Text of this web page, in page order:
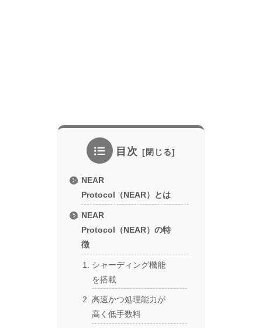
目次
NEAR
Protocol（NEAR）とは
NEAR
Protocol（NEAR）の特
徴
シャーディング機能
を搭載
高速かつ処理能力が
高く低手数料